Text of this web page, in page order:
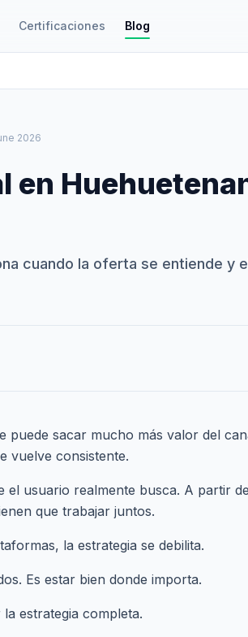
Certificaciones Blog
2026
en
cuando la oferta se entiende y
puede sacar mucho más valor del
vuelve consistente.
el usuario realmente busca. A partir
que trabajar juntos.
la estrategia se debilita.
Es estar bien donde importa.
estrategia completa.